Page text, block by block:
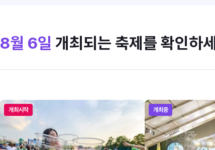
8월 6일 개최되는 축제를 확인하
개최시작 개최중